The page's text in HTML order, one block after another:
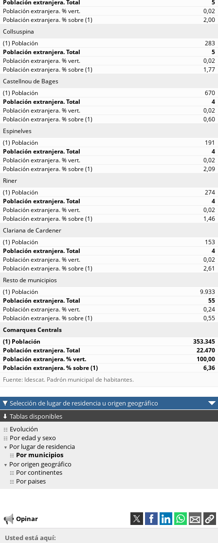
5
0,02
2,00
Collsuspina
283
5
0,02
1,77
Castellnou de Bages
670
4
0,02
0,60
Espinelves
191
4
0,02
2,09
Riner
274
4
0,02
1,46
Clariana de Cardener
153
4
0,02
2,61
Resto de municipios
9.933
55
0,24
0,55
Comarques Centrals
353.345
22.470
100,00
6,36
Fuente: Idescat. Padrón municipal de habitantes.
Selección de lugar de residencia u origen geográfico
Tablas disponibles
Evolución
Por edad y sexo
Por lugar de residencia
Por municipios
Por origen geográfico
Por continentes
Por paises
Opinar
Usted está aquí: